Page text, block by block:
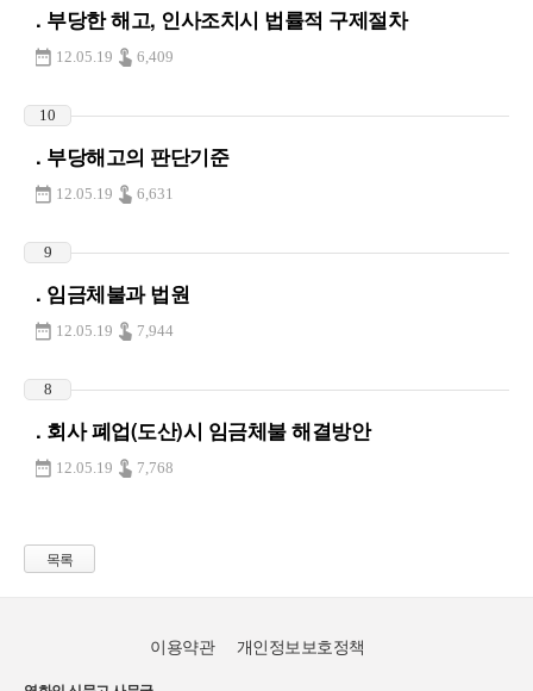
. 부당한 해고, 인사조치시 법률적 구제절차
12.05.19 6,409
10
. 부당해고의 판단기준
12.05.19 6,631
9
. 임금체불과 법원
12.05.19 7,944
8
. 회사 폐업(도산)시 임금체불 해결방안
12.05.19 7,768
목록
이용약관 개인정보보호정책